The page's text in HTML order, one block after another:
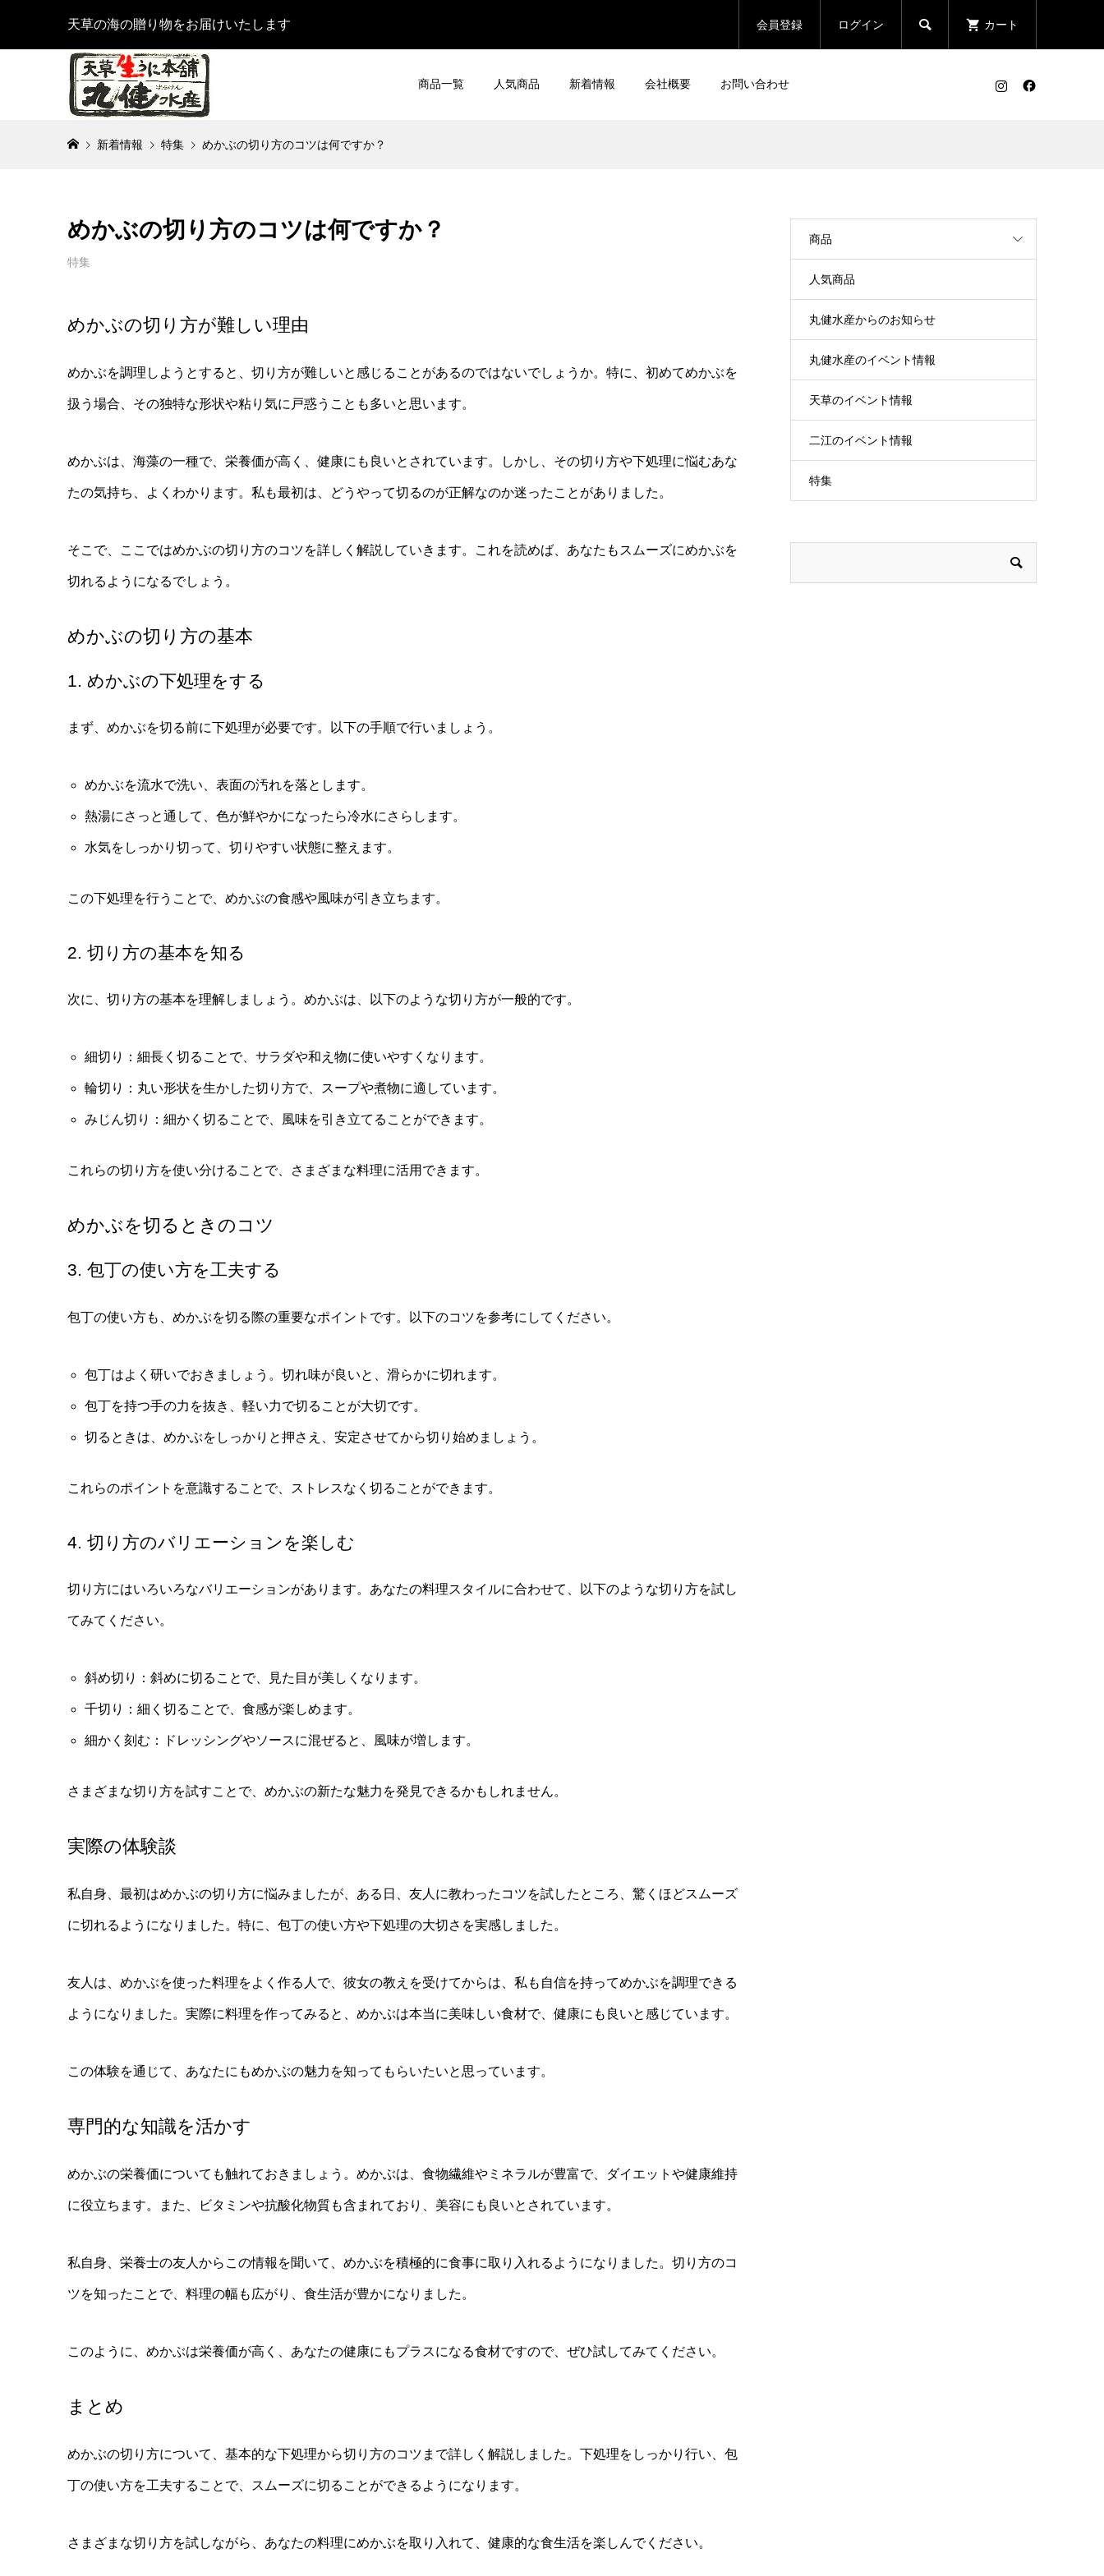
天草の海の贈り物をお届けいたします 会員登録 ログイン  カート
商品一覧 人気商品 新着情報 会社概要 お問い合わせ
新着情報 特集 めかぶの切り方のコツは何ですか？
めかぶの切り方のコツは何ですか？
特集
めかぶの切り方が難しい理由
めかぶを調理しようとすると、切り方が難しいと感じることがあるのではないでしょうか。特に、初めてめかぶを
扱う場合、その独特な形状や粘り気に戸惑うことも多いと思います。
めかぶは、海藻の一種で、栄養価が高く、健康にも良いとされています。しかし、その切り方や下処理に悩むあな
たの気持ち、よくわかります。私も最初は、どうやって切るのが正解なのか迷ったことがありました。
そこで、ここではめかぶの切り方のコツを詳しく解説していきます。これを読めば、あなたもスムーズにめかぶを
切れるようになるでしょう。
めかぶの切り方の基本
1. めかぶの下処理をする
まず、めかぶを切る前に下処理が必要です。以下の手順で行いましょう。
めかぶを流水で洗い、表面の汚れを落とします。
熱湯にさっと通して、色が鮮やかになったら冷水にさらします。
水気をしっかり切って、切りやすい状態に整えます。
この下処理を行うことで、めかぶの食感や風味が引き立ちます。
2. 切り方の基本を知る
次に、切り方の基本を理解しましょう。めかぶは、以下のような切り方が一般的です。
細切り：細長く切ることで、サラダや和え物に使いやすくなります。
輪切り：丸い形状を生かした切り方で、スープや煮物に適しています。
みじん切り：細かく切ることで、風味を引き立てることができます。
これらの切り方を使い分けることで、さまざまな料理に活用できます。
めかぶを切るときのコツ
3. 包丁の使い方を工夫する
包丁の使い方も、めかぶを切る際の重要なポイントです。以下のコツを参考にしてください。
包丁はよく研いでおきましょう。切れ味が良いと、滑らかに切れます。
包丁を持つ手の力を抜き、軽い力で切ることが大切です。
切るときは、めかぶをしっかりと押さえ、安定させてから切り始めましょう。
これらのポイントを意識することで、ストレスなく切ることができます。
4. 切り方のバリエーションを楽しむ
切り方にはいろいろなバリエーションがあります。あなたの料理スタイルに合わせて、以下のような切り方を試し
てみてください。
斜め切り：斜めに切ることで、見た目が美しくなります。
千切り：細く切ることで、食感が楽しめます。
細かく刻む：ドレッシングやソースに混ぜると、風味が増します。
さまざまな切り方を試すことで、めかぶの新たな魅力を発見できるかもしれません。
実際の体験談
私自身、最初はめかぶの切り方に悩みましたが、ある日、友人に教わったコツを試したところ、驚くほどスムーズ
に切れるようになりました。特に、包丁の使い方や下処理の大切さを実感しました。
友人は、めかぶを使った料理をよく作る人で、彼女の教えを受けてからは、私も自信を持ってめかぶを調理できる
ようになりました。実際に料理を作ってみると、めかぶは本当に美味しい食材で、健康にも良いと感じています。
この体験を通じて、あなたにもめかぶの魅力を知ってもらいたいと思っています。
専門的な知識を活かす
めかぶの栄養価についても触れておきましょう。めかぶは、食物繊維やミネラルが豊富で、ダイエットや健康維持
に役立ちます。また、ビタミンや抗酸化物質も含まれており、美容にも良いとされています。
私自身、栄養士の友人からこの情報を聞いて、めかぶを積極的に食事に取り入れるようになりました。切り方のコ
ツを知ったことで、料理の幅も広がり、食生活が豊かになりました。
このように、めかぶは栄養価が高く、あなたの健康にもプラスになる食材ですので、ぜひ試してみてください。
まとめ
めかぶの切り方について、基本的な下処理から切り方のコツまで詳しく解説しました。下処理をしっかり行い、包
丁の使い方を工夫することで、スムーズに切ることができるようになります。
さまざまな切り方を試しながら、あなたの料理にめかぶを取り入れて、健康的な食生活を楽しんでください。
商品
人気商品
丸健水産からのお知らせ
丸健水産のイベント情報
天草のイベント情報
二江のイベント情報
特集